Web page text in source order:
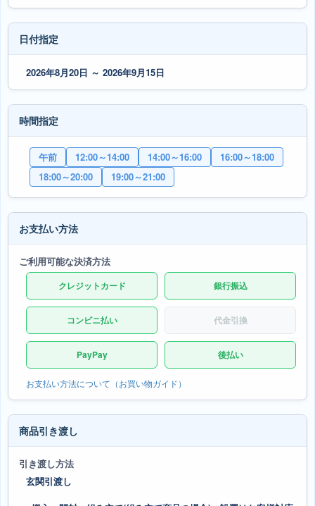
日付指定
2026年8月20日 ～ 2026年9月15日
時間指定
午前 12:00～14:00 14:00～16:00
16:00～18:00
18:00～20:00
19:00～21:00
お支払い方法
ご利用可能な決済方法
クレジットカード 銀行振込
コンビニ払い 代金引換
PayPay 後払い
お支払い方法について（お買い物ガイド）
商品引き渡し
引き渡し方法
玄関引渡し